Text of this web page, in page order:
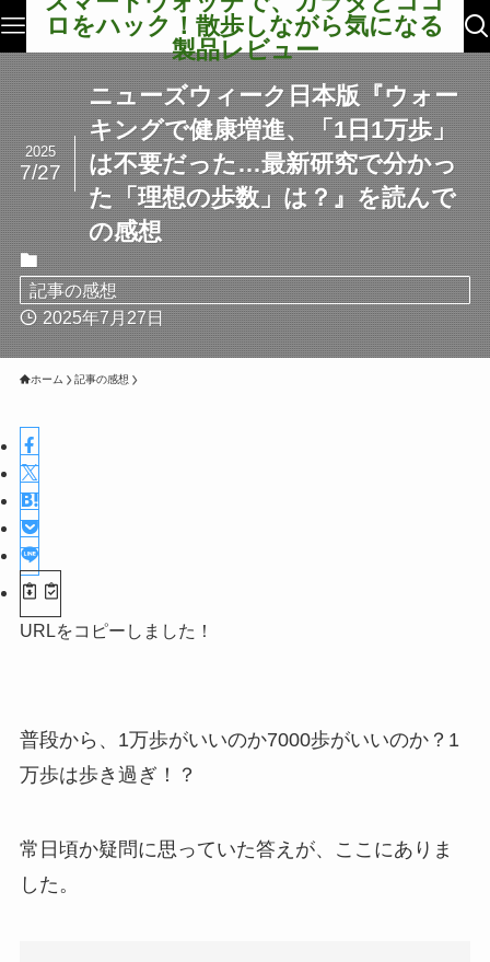
ロをハック！散歩しながら気になる
製品レビュー
ニューズウィーク日本版『ウォー
キングで健康増進、「1日1万歩」
は不要だった…最新研究で分かっ
た「理想の歩数」は？』を読んで
の感想
2025
7/27
記事の感想
2025年7月27日
ホーム 記事の感想
URLをコピーしました！
普段から、1万歩がいいのか7000歩がいいのか？1
万歩は歩き過ぎ！？
常日頃か疑問に思っていた答えが、ここにありま
した。